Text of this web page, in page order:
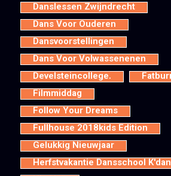
Danslessen Zwijndrecht
Dans Voor Ouderen
Dansvoorstellingen
Dans Voor Volwassenenen
Develsteincollege.
Filmmiddag
Follow Your Dreams
Fullhouse 2018kids Edition
Gelukkig Nieuwjaar
Herfstvakantie Dansschool